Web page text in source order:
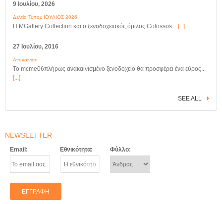
9 Ιουλίου, 2026
Δελτίο Τύπου ΙΟΥΛΙΟΣ 2026
Η MGallery Collection και ο ξενοδοχειακός όμιλος Colossos... [...]
27 Ιουλίου, 2016
Ανακαίνιση
Το mcme06πλήρως ανακαινισμένο ξενοδοχείο θα προσφέρει ένα εύρος...
[...]
SEE ALL
NEWSLETTER
Email: Εθνικότητα: Φύλλο: